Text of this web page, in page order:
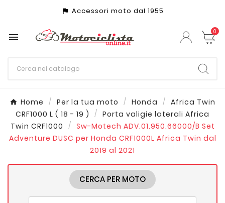
assistant_photo Accessori moto dal 1955
 0
Home Per la tua moto Honda
Africa Twin
CRF1000 L ( 18 - 19 )
Porta valigie laterali Africa
Twin CRF1000
Sw-Motech ADV.01.950.66000/B Set
Adventure DUSC per Honda CRF1000L Africa Twin dal
2019 al 2021
CERCA PER MOTO